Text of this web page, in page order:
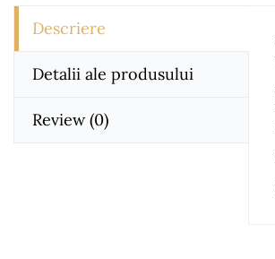
Descriere
Detalii ale produsului
Review(0)